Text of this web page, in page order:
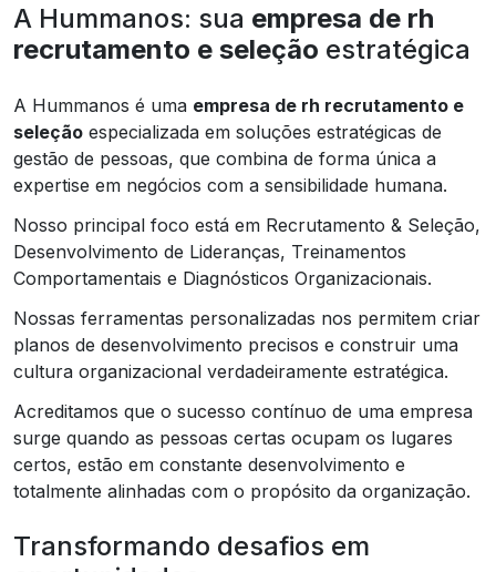
A Hummanos: sua empresa de rh
recrutamento e seleção estratégica
A Hummanos é uma empresa de rh recrutamento e
seleção especializada em soluções estratégicas de
gestão de pessoas, que combina de forma única a
expertise em negócios com a sensibilidade humana.
Nosso principal foco está em Recrutamento & Seleção,
Desenvolvimento de Lideranças, Treinamentos
Comportamentais e Diagnósticos Organizacionais.
Nossas ferramentas personalizadas nos permitem criar
planos de desenvolvimento precisos e construir uma
cultura organizacional verdadeiramente estratégica.
Acreditamos que o sucesso contínuo de uma empresa
surge quando as pessoas certas ocupam os lugares
certos, estão em constante desenvolvimento e
totalmente alinhadas com o propósito da organização.
Transformando desafios em